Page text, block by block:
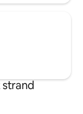
strand